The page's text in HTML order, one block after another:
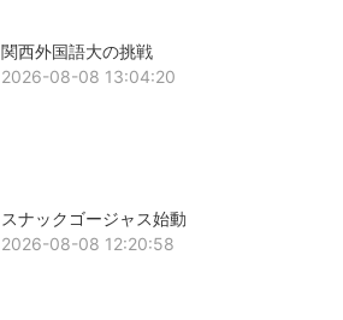
関西外国語大の挑戦
2026-08-08 13:04:20
スナックゴージャス始動
2026-08-08 12:20:58